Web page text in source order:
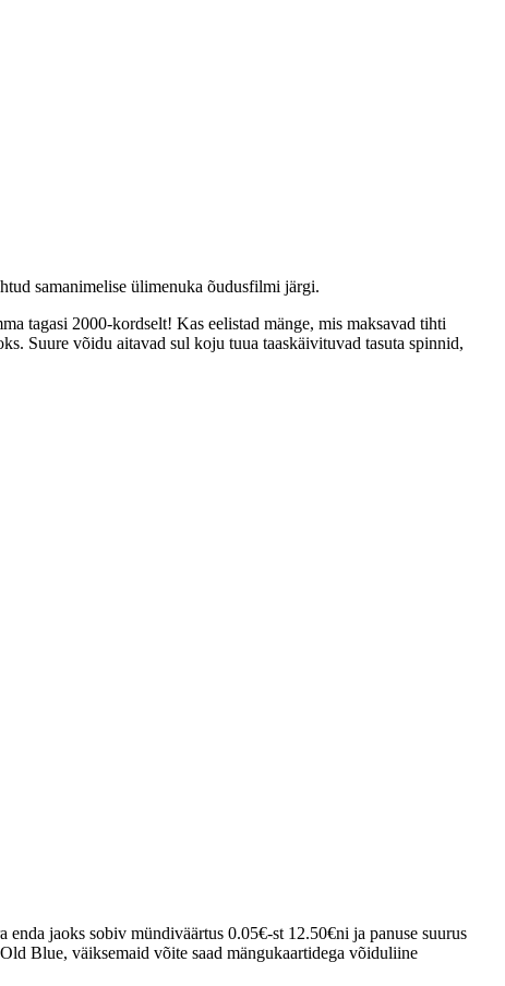
samanimelise ülimenuka õudusfilmi järgi.
tagasi 2000-kordselt! Kas eelistad mänge, mis maksavad tihti
Suure võidu aitavad sul koju tuua taaskäivituvad tasuta spinnid,
enda jaoks sobiv mündiväärtus 0.05€-st 12.50€ni ja panuse suurus
Blue, väiksemaid võite saad mängukaartidega võiduliine